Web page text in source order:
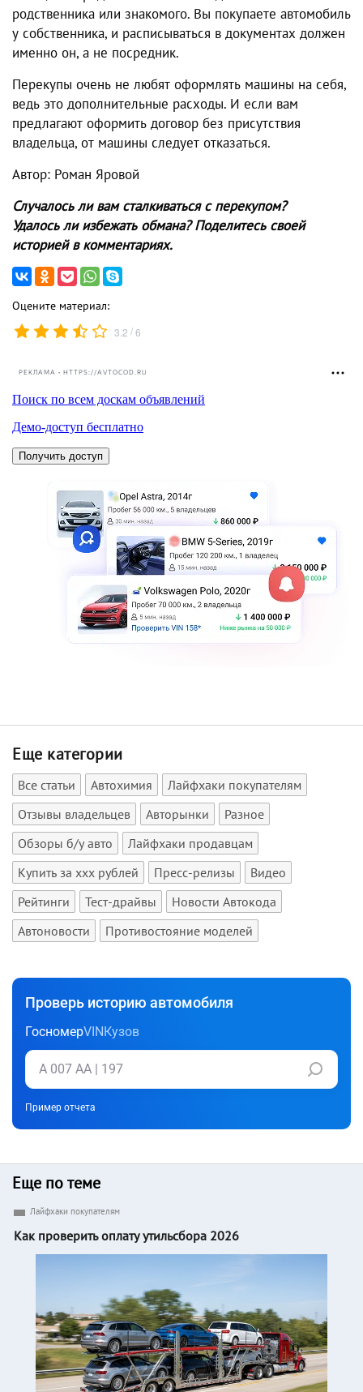
родственника или знакомого. Вы покупаете автомобиль
у собственника, и расписываться в документах должен
именно он, а не посредник.
Перекупы очень не любят оформлять машины на себя,
ведь это дополнительные расходы. И если вам
предлагают оформить договор без присутствия
владельца, от машины следует отказаться.
Автор: Роман Яровой
Случалось ли вам сталкиваться с перекупом?
Удалось ли избежать обмана? Поделитесь своей
историей в комментариях.
Оцените материал:
3.2 /6
РЕКЛАМА • HTTPS://AVTOCOD.RU
Еще категории
Все статьи Автохимия
Лайфхаки покупателям
Отзывы владельцев
Авторынки
Разное
Обзоры б/у авто
Лайфхаки продавцам
Купить за xxx рублей
Пресс-релизы
Видео
Рейтинги
Тест-драйвы
Новости Автокода
Автоновости
Противостояние моделей
Проверь историю автомобиля
ГосномерVINКузов
Пример отчета
Еще по теме
Лайфхаки покупателям
Как проверить оплату утильсбора 2026